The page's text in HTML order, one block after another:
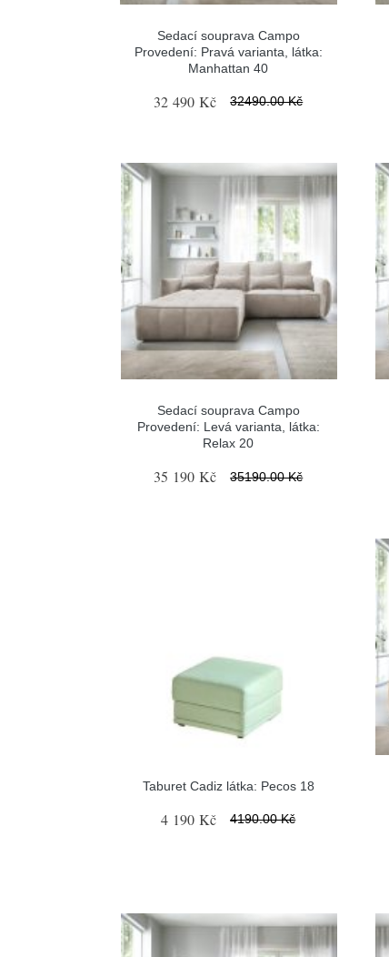
Sedací souprava Campo
Provedení: Pravá varianta, látka:
Manhattan 40
32 490 Kč 32490.00 Kč
Sedací souprava Campo
Provedení: Levá varianta, látka:
Relax 20
35 190 Kč 35190.00 Kč
Taburet Cadiz látka: Pecos 18
4 190 Kč 4190.00 Kč